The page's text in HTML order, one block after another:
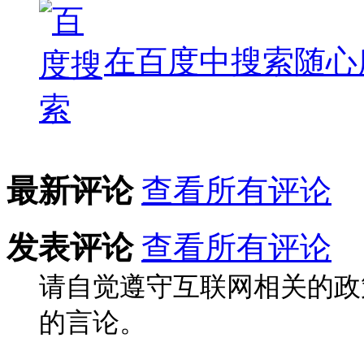
在百度中搜索随
最新评论 查看所有评论
发表评论 查看所有评论
请自觉遵守互联网相关的
的言论。